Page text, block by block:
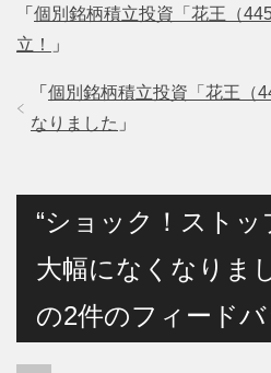
「 個別銘柄積立投資「花王（
立！
」
「 個別銘柄積立投資「花王（
なりました 」
“ショック！スト
大幅になくなりま
の2件のフィードバ